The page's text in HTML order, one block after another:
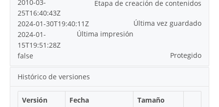
Etapa de creación de contenidos
2010-03-
25T16:40:43Z
Última vez guardado
2024-01-30T19:40:11Z
Última impresión
2024-01-
15T19:51:28Z
Protegido
false
Histórico de versiones
Versión Fecha
Tamaño